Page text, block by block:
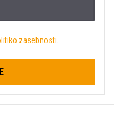
zasebnosti